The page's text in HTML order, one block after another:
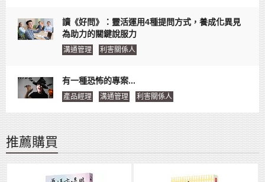
讀《好問》：靈活運用4種提問方式，養成化異見
為助力的關鍵說服力
溝通管理 利害關係人
有一種恐怖的專案...
產品經理 溝通管理 利害關係人
推薦購買